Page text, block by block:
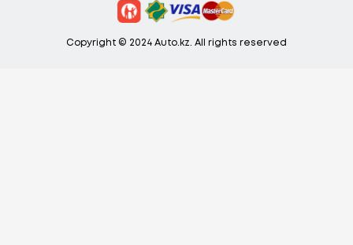
Copyright © 2024 Auto.kz. All rights reserved